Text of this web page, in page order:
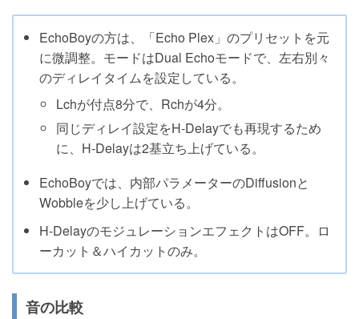
EchoBoyの方は、「Echo Plex」のプリセットを元
に微調整。モードはDual Echoモードで、左右別々
のディレイタイムを設定している。
Lchが付点8分で、Rchが4分。
同じディレイ設定をH-Delayでも再現するため
に、H-Delayは2基立ち上げている。
EchoBoyでは、内部パラメーターのDiffusionと
Wobbleを少し上げている。
H-DelayのモジュレーションエフェクトはOFF。ロ
ーカット＆ハイカットのみ。
音の比較